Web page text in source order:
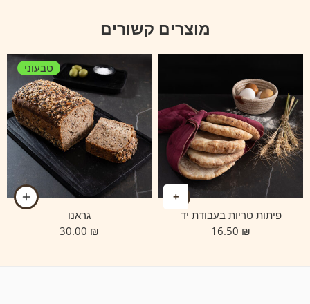
מוצרים קשורים
פיתות טריות בעבודת יד
₪
טבעוני
גראנו
₪